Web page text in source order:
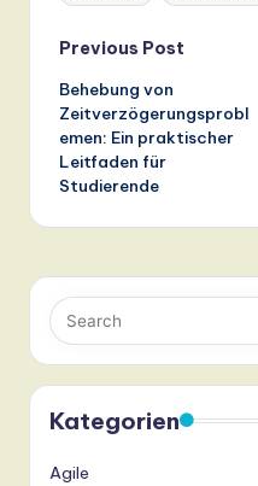
Post
navigation
Previous Post
Behebung von
Zeitverzögerungsprobl
emen: Ein praktischer
Leitfaden für
Studierende
Kategorien
Agile